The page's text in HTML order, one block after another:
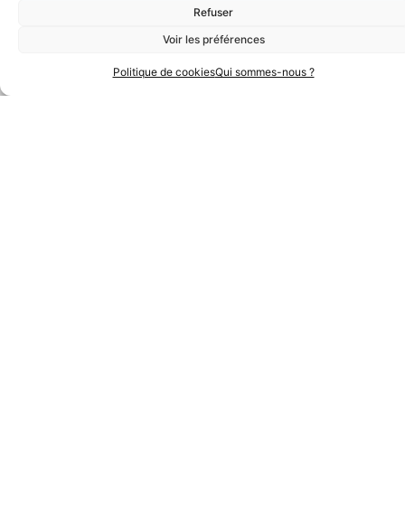
Refuser
Voir les préférences
Politique de cookiesQui sommes-nous ?